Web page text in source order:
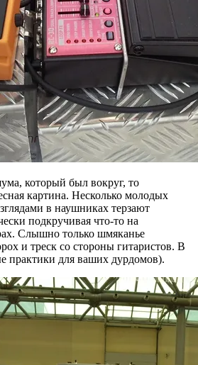
который был вокруг, то
картина. Несколько молодых
в наушниках терзают
подкручивая что-то на
Слышно только шмяканье
и треск со стороны гитаристов. В
практики для ваших дурдомов).